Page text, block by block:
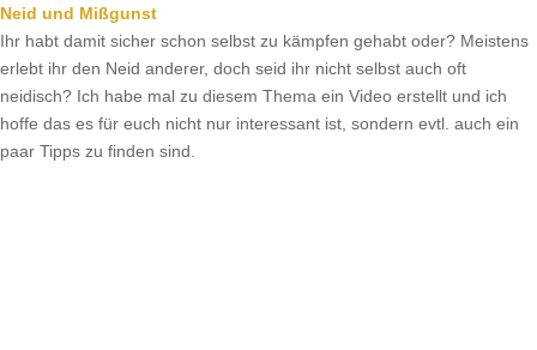
Neid und Mißgunst
Ihr habt damit sicher schon selbst zu kämpfen gehabt oder? Meistens
erlebt ihr den Neid anderer, doch seid ihr nicht selbst auch oft
neidisch? Ich habe mal zu diesem Thema ein Video erstellt und ich
hoffe das es für euch nicht nur interessant ist, sondern evtl. auch ein
paar Tipps zu finden sind.